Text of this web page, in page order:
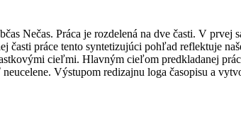
Nečas. Práca je rozdelená na dve časti. V
práce tento syntetizujúci pohľad reflektuje
cieľmi. Hlavným cieľom predkladanej
Výstupom redizajnu loga časopisu a